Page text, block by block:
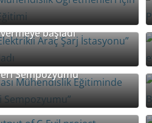
Araç Şarj
başladı
Mühendislik Eğitiminde
Sempozyumu”
of C-Evil project